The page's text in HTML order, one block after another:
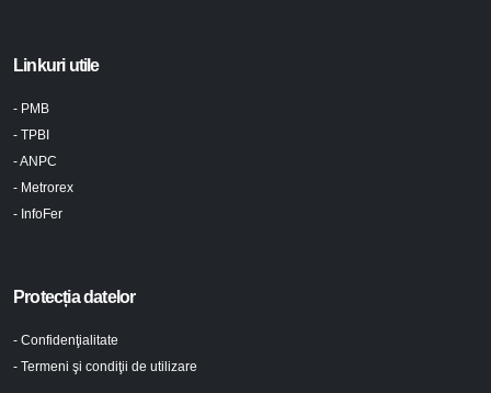
Linkuri utile
- PMB
- TPBI
- ANPC
- Metrorex
- InfoFer
Protecția datelor
- Confidenţialitate
- Termeni şi condiţii de utilizare